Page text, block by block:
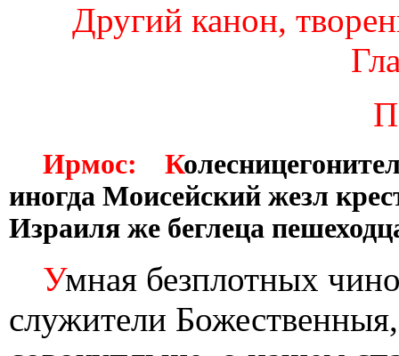
Другий канон,
Ирмос: К
иногда Моисейский жезл
Израиля же беглеца
Умная безплотных
служители